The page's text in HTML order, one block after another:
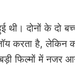
थी। दोनों के दो
करता है,
फिल्मों में नजर